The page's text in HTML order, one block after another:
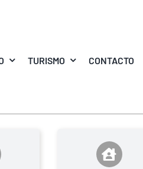
TURISMO CONTACTO